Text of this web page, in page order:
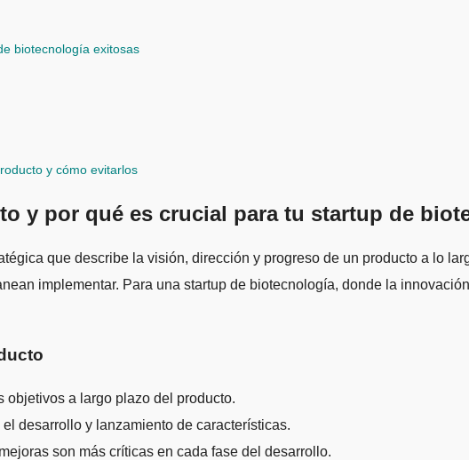
biotecnología exitosas
y cómo evitarlos
y por qué es crucial para tu startup de
que describe la visión, dirección y progreso de un producto a lo
implementar. Para una startup de biotecnología, donde la
objetivos a largo plazo del producto.
desarrollo y lanzamiento de características.
son más críticas en cada fase del desarrollo.